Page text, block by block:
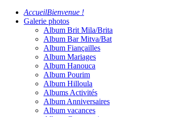
AccueilBienvenue !
Galerie photos
Album Brit Mila/Brita
Album Bar Mitva/Bat
Album Fiançailles
Album Mariages
Album Hanouca
Album Pourim
Album Hilloula
Albums Activités
Album Anniversaires
Album vacances